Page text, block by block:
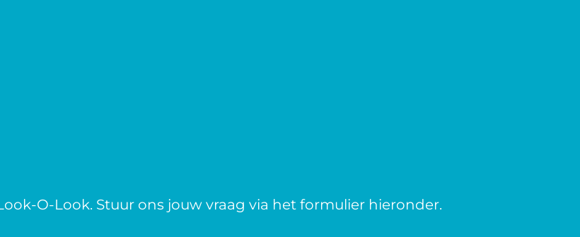
O-Look. Stuur ons jouw vraag via het formulier hieronder.